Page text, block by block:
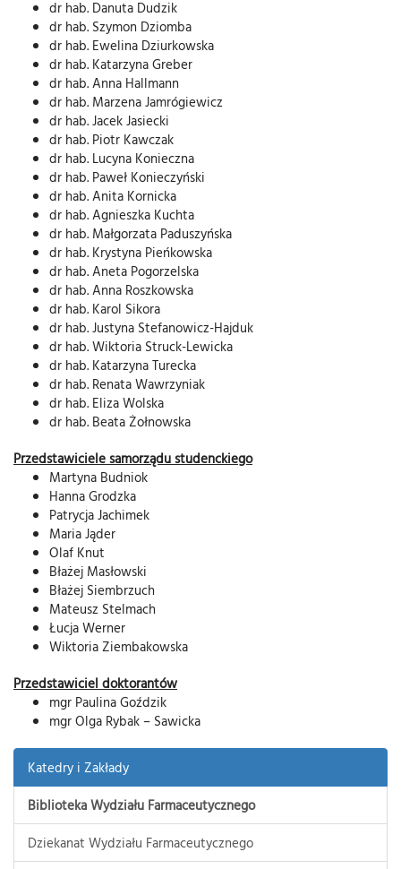
dr hab. Danuta Dudzik
dr hab. Szymon Dziomba
dr hab. Ewelina Dziurkowska
dr hab. Katarzyna Greber
dr hab. Anna Hallmann
dr hab. Marzena Jamrógiewicz
dr hab. Jacek Jasiecki
dr hab. Piotr Kawczak
dr hab. Lucyna Konieczna
dr hab. Paweł Konieczyński
dr hab. Anita Kornicka
dr hab. Agnieszka Kuchta
dr hab. Małgorzata Paduszyńska
dr hab. Krystyna Pieńkowska
dr hab. Aneta Pogorzelska
dr hab. Anna Roszkowska
dr hab. Karol Sikora
dr hab. Justyna Stefanowicz-Hajduk
dr hab. Wiktoria Struck-Lewicka
dr hab. Katarzyna Turecka
dr hab. Renata Wawrzyniak
dr hab. Eliza Wolska
dr hab. Beata Żołnowska
Przedstawiciele samorządu studenckiego
Martyna Budniok
Hanna Grodzka
Patrycja Jachimek
Maria Jąder
Olaf Knut
Błażej Masłowski
Błażej Siembrzuch
Mateusz Stelmach
Łucja Werner
Wiktoria Ziembakowska
Przedstawiciel doktorantów
mgr Paulina Goździk
mgr Olga Rybak – Sawicka
Katedry i Zakłady
Biblioteka Wydziału Farmaceutycznego
Dziekanat Wydziału Farmaceutycznego